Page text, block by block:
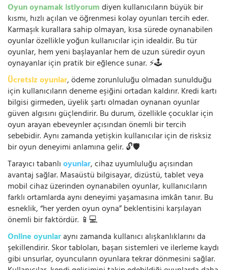
Oyun oynamak istiyorumdiyen kullanıcıların büyük bir
kısmı, hızlı açılan ve öğrenmesi kolay oyunları tercih eder.
Karmaşık kurallara sahip olmayan, kısa sürede oynanabilen
oyunlar özellikle yoğun kullanıcılar için idealdir. Bu tür
oyunlar, hem yeni başlayanlar hem de uzun süredir oyun
oynayanlar için pratik bir eğlence sunar. ⚡🕹️
Ücretsiz oyunlar, ödeme zorunluluğu olmadan sunulduğu
için kullanıcıların deneme eşiğini ortadan kaldırır. Kredi kartı
bilgisi girmeden, üyelik şartı olmadan oynanan oyunlar
güven algısını güçlendirir. Bu durum, özellikle çocuklar için
oyun arayan ebeveynler açısından önemli bir tercih
sebebidir. Aynı zamanda yetişkin kullanıcılar için de risksiz
bir oyun deneyimi anlamına gelir. 🔓🛡️
Tarayıcı tabanlıoyunlar, cihaz uyumluluğu açısından
avantaj sağlar. Masaüstü bilgisayar, dizüstü, tablet veya
mobil cihaz üzerinden oynanabilen oyunlar, kullanıcıların
farklı ortamlarda aynı deneyimi yaşamasına imkân tanır. Bu
esneklik, “her yerden oyun oyna” beklentisini karşılayan
önemli bir faktördür. 📱💻
Online oyunlaraynı zamanda kullanıcı alışkanlıklarını da
şekillendirir. Skor tabloları, başarı sistemleri ve ilerleme kaydı
gibi unsurlar, oyuncuların oyunlara tekrar dönmesini sağlar.